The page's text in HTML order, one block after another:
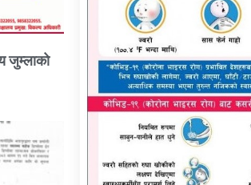
जुम्लाको